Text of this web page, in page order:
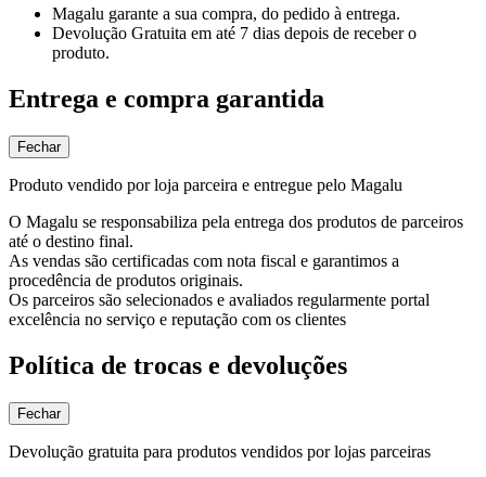
Magalu garante a sua compra, do pedido à entrega.
Devolução Gratuita em até 7 dias depois de receber o
produto.
Entrega e compra garantida
Fechar
Produto vendido por loja parceira e entregue pelo Magalu
O Magalu se responsabiliza pela entrega dos produtos de parceiros
até o destino final.
As vendas são certificadas com nota fiscal e garantimos a
procedência de produtos originais.
Os parceiros são selecionados e avaliados regularmente portal
excelência no serviço e reputação com os clientes
Política de trocas e devoluções
Fechar
Devolução gratuita para produtos vendidos por lojas parceiras